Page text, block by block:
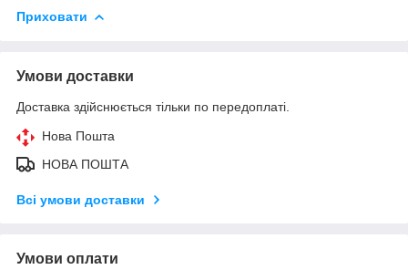
Приховати
Умови доставки
Доставка здійснюється тільки по передоплаті.
Нова Пошта
НОВА ПОШТА
Всі умови доставки
Умови оплати